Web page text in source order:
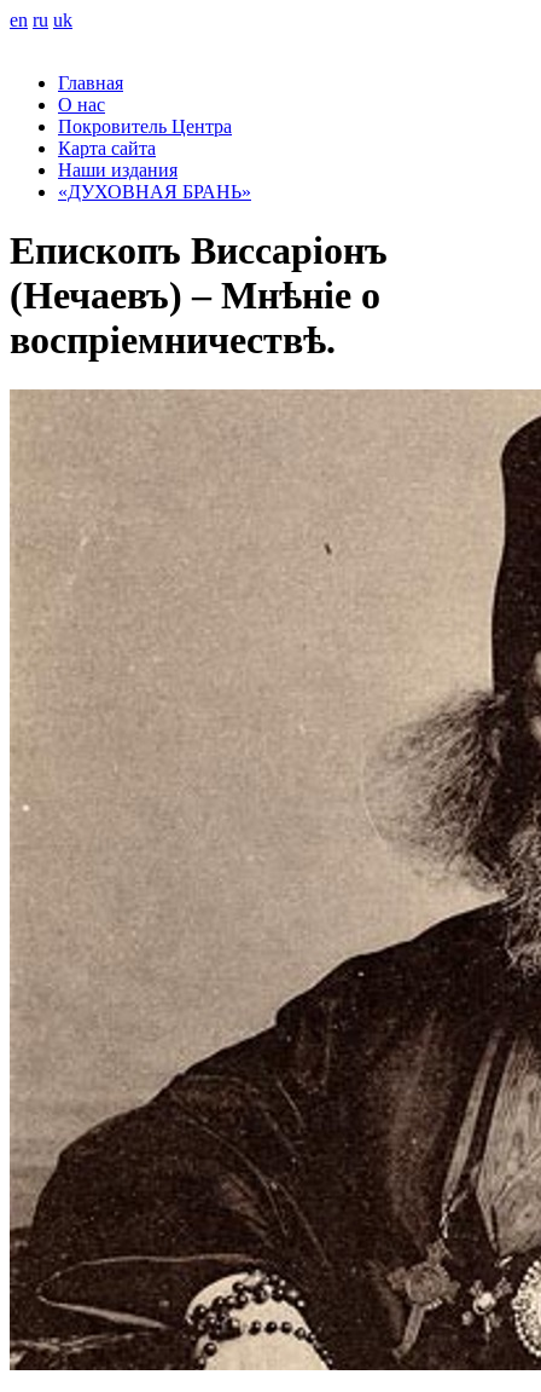
en ru uk
Главная
О нас
Покровитель Центра
Карта сайта
Наши издания
«ДУХОВНАЯ БРАНЬ»
Епископъ Виссаріонъ
(Нечаевъ) – Мнѣніе о
воспріемничествѣ.